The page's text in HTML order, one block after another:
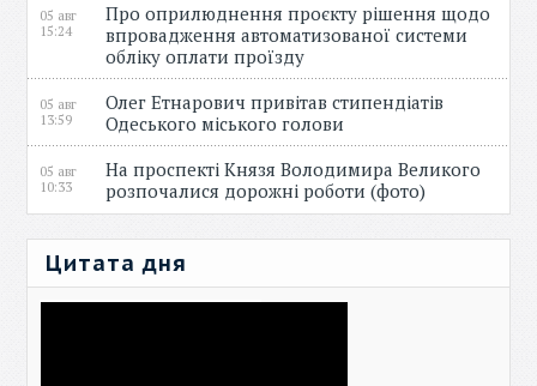
05 авг
15:24
Про оприлюднення проєкту рішення щодо
впровадження автоматизованої системи
обліку оплати проїзду
05 авг
13:59
Олег Етнарович привітав стипендіатів
Одеського міського голови
05 авг
10:33
На проспекті Князя Володимира Великого
розпочалися дорожні роботи (фото)
Цитата дня